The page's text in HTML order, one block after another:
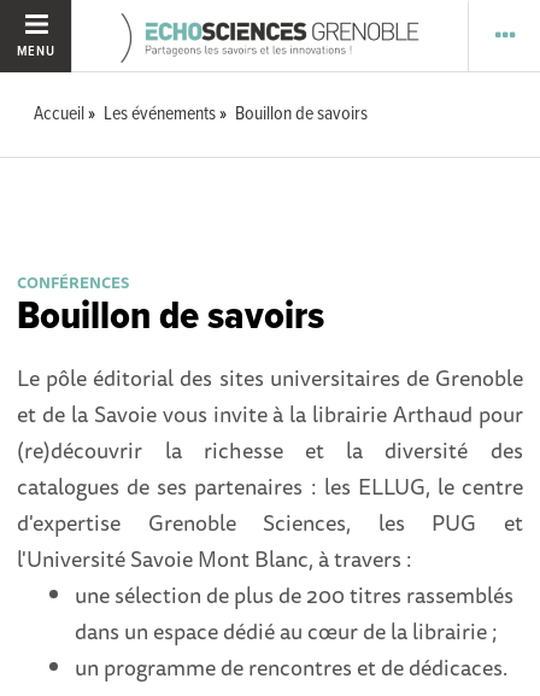
MENU
Accueil Les événements Bouillon de savoirs
CONFÉRENCES
Bouillon de savoirs
Le pôle éditorial des sites universitaires de Grenoble
et de la Savoie vous invite à la librairie Arthaud pour
(re)découvrir la richesse et la diversité des
catalogues de ses partenaires : les ELLUG, le centre
d'expertise Grenoble Sciences, les PUG et
l'Université Savoie Mont Blanc, à travers :
une sélection de plus de 200 titres rassemblés
dans un espace dédié au cœur de la librairie ;
un programme de rencontres et de dédicaces.